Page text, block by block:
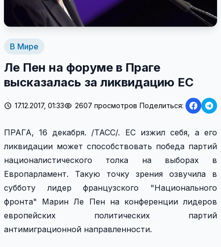
В Мире
Ле Пен на форуме в Праге
высказалась за ликвидацию ЕС
17.12.2017, 01:33 2607 просмотров Поделиться:
ПРАГА, 16 декабря. /ТАСС/. ЕС изжил себя, а его
ликвидации может способствовать победа партий
националистического толка на выборах в
Европарламент. Такую точку зрения озвучила в
субботу лидер французского "Национального
фронта" Марин Ле Пен на конференции лидеров
европейских политических партий
антимиграционной направленности.